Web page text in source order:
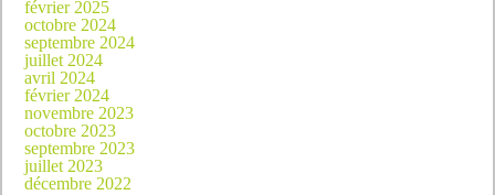
février 2025
octobre 2024
septembre 2024
juillet 2024
avril 2024
février 2024
novembre 2023
octobre 2023
septembre 2023
juillet 2023
décembre 2022